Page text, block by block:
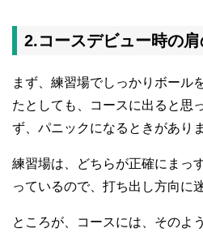
2.コースデビュー時の
まず、練習場でしっかりボール
たとしても、コースに出ると思
ず、パニックになるときがありま
練習場は、どちらが正確にまっ
っているので、打ち出し方向に
ところが、コースには、そのよ